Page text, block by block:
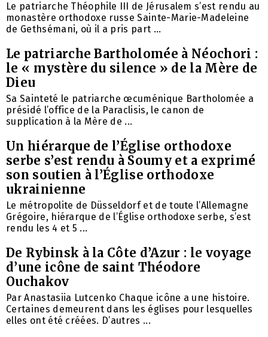
Le patriarche Théophile III de Jérusalem s’est rendu au
monastère orthodoxe russe Sainte-Marie-Madeleine
de Gethsémani, où il a pris part ...
Le patriarche Bartholomée à Néochori :
le « mystère du silence » de la Mère de
Dieu
Sa Sainteté le patriarche œcuménique Bartholomée a
présidé l’office de la Paraclisis, le canon de
supplication à la Mère de ...
Un hiérarque de l’Église orthodoxe
serbe s’est rendu à Soumy et a exprimé
son soutien à l’Église orthodoxe
ukrainienne
Le métropolite de Düsseldorf et de toute l’Allemagne
Grégoire, hiérarque de l’Église orthodoxe serbe, s’est
rendu les 4 et 5 ...
De Rybinsk à la Côte d’Azur : le voyage
d’une icône de saint Théodore
Ouchakov
Par Anastasiia Lutcenko Chaque icône a une histoire.
Certaines demeurent dans les églises pour lesquelles
elles ont été créées. D’autres ...